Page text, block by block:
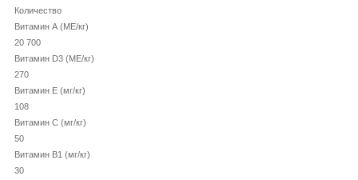
Количество
Витамин А (МЕ/кг)
20 700
Витамин D3 (МЕ/кг)
270
Витамин Е (мг/кг)
108
Витамин С (мг/кг)
50
Витамин В1 (мг/кг)
30